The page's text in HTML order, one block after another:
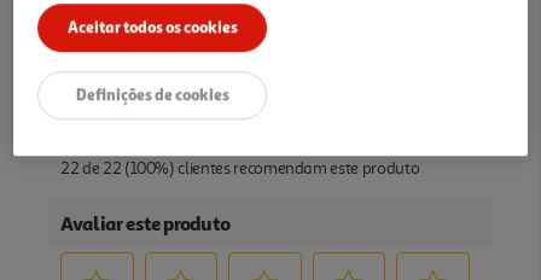
Aceitar todos os cookies
Definições de cookies